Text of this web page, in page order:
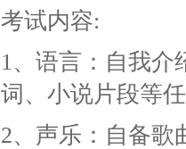
考试内容:
1、语言：自我介
词、小说片段等
2、声乐：自备歌